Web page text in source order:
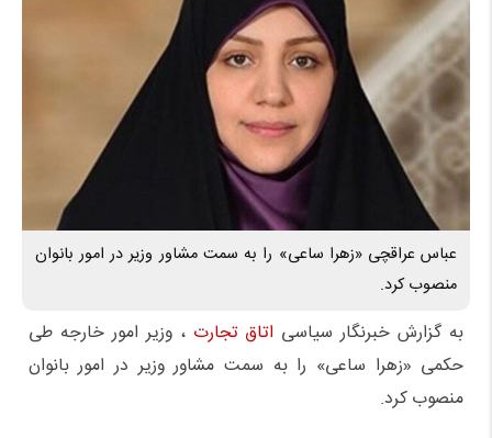
عباس عراقچی «زهرا ساعی» را به سمت مشاور وزیر در امور بانوان
منصوب کرد.
به گزارش خبرنگار سیاسی اتاق تجارت ، وزیر امور خارجه طی
حکمی «زهرا ساعی» را به سمت مشاور وزیر در امور بانوان
منصوب کرد.